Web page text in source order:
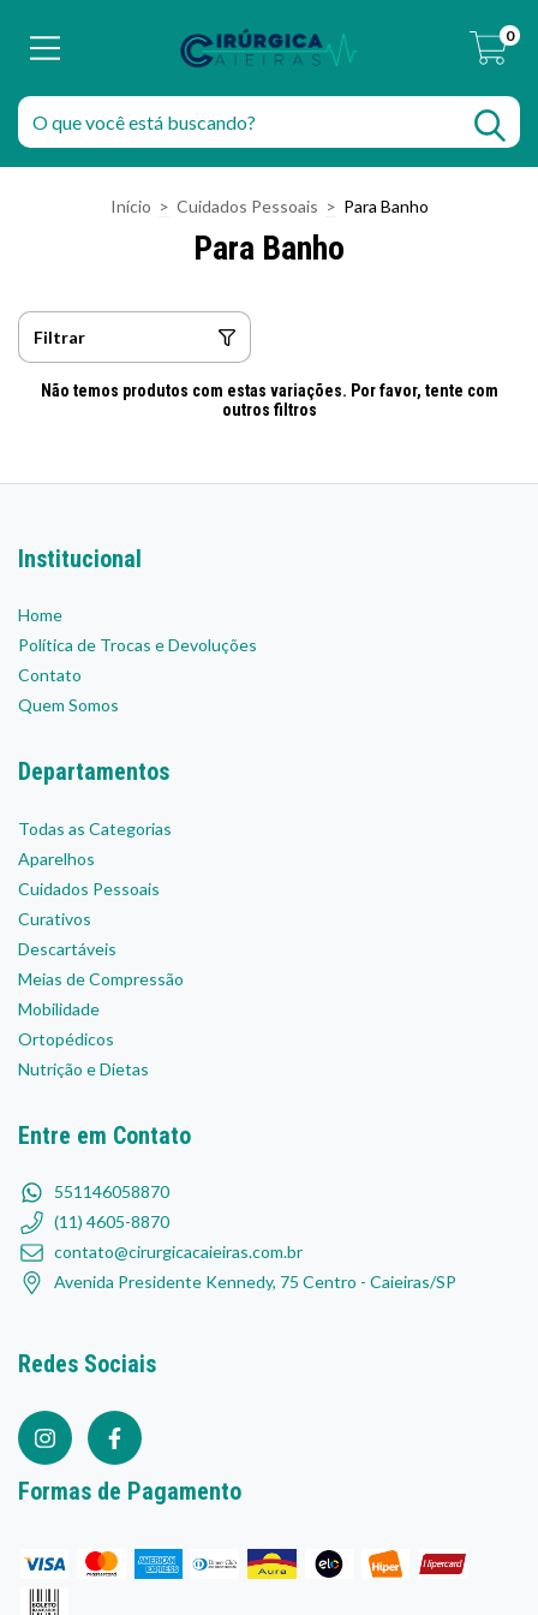
0
Início > Cuidados Pessoais > Para Banho
Para Banho
Filtrar
Não temos produtos com estas variações. Por favor, tente com
outros filtros
Institucional
Home
Política de Trocas e Devoluções
Contato
Quem Somos
Departamentos
Todas as Categorias
Aparelhos
Cuidados Pessoais
Curativos
Descartáveis
Meias de Compressão
Mobilidade
Ortopédicos
Nutrição e Dietas
Entre em Contato
551146058870
(11) 4605-8870
contato@cirurgicacaieiras.com.br
Avenida Presidente Kennedy, 75 Centro - Caieiras/SP
Redes Sociais